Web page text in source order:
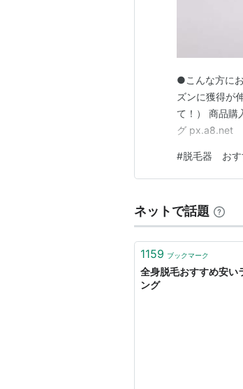
●こんな方に
ズンに獲得が
て！） 商品購
グ px.a8.net
#脱毛器 おす
ネットで話題
1159 ブックマーク
全身脱毛おすすめ安い
ング